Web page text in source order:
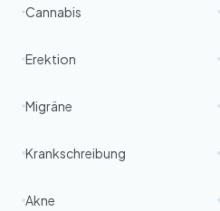
Cannabis
Erektion
Migräne
Krankschreibung
Akne